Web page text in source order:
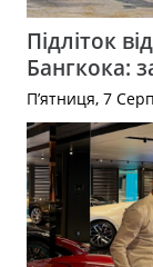
Підліток
Бангкока:
П’ятниця, 7